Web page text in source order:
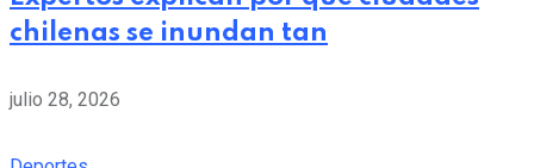
chilenas se inundan tan
julio 28, 2026